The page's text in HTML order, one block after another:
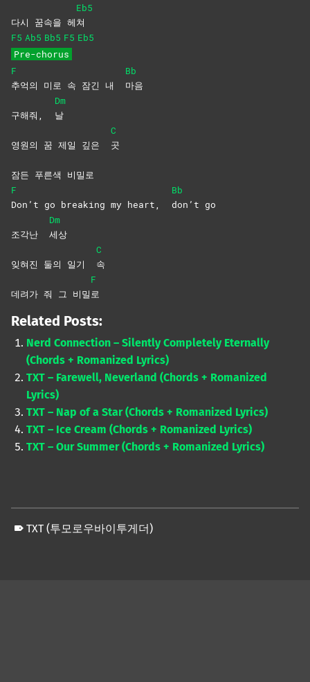
다시 꿈속을 헤
Eb5
쳐
F5 Ab5 Bb5 F5 Eb5
Pre-chorus
F
추억의 미로 속 잠긴 내
Bb
마음
구해줘,
Dm
날
영원의 꿈 제일 깊은
C
곳
잠든 푸른색 비밀로
F
Don’t go breaking my heart,
Bb
don’t go
조각난
Dm
세상
잊혀진 둘의 일기
C
속
데려가 줘 그 비밀
F
로
Related Posts:
Nerd Connection – Silently Completely Eternally
(Chords + Romanized Lyrics)
TXT – Farewell, Neverland (Chords + Romanized
Lyrics)
TXT – Nap of a Star (Chords + Romanized Lyrics)
TXT – Ice Cream (Chords + Romanized Lyrics)
TXT – Our Summer (Chords + Romanized Lyrics)
TXT (투모로우바이투게더)